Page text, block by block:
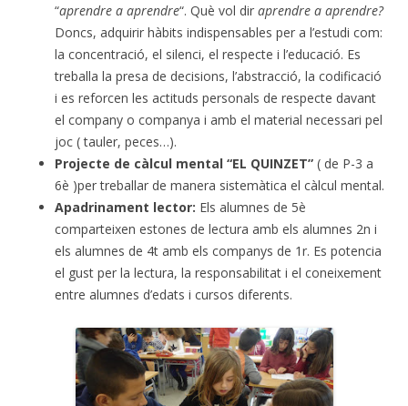
“aprendre a aprendre“. Què vol dir aprendre a aprendre?
Doncs, adquirir hàbits indispensables per a l’estudi com:
la concentració, el silenci, el respecte i l’educació. Es
treballa la presa de decisions, l’abstracció, la codificació
i es reforcen les actituds personals de respecte davant
el company o companya i amb el material necessari pel
joc ( tauler, peces…).
Projecte de càlcul mental “EL QUINZET” ( de P-3 a
6è )per treballar de manera sistemàtica el càlcul mental.
Apadrinament lector: Els alumnes de 5è
comparteixen estones de lectura amb els alumnes 2n i
els alumnes de 4t amb els companys de 1r. Es potencia
el gust per la lectura, la responsabilitat i el coneixement
entre alumnes d’edats i cursos diferents.